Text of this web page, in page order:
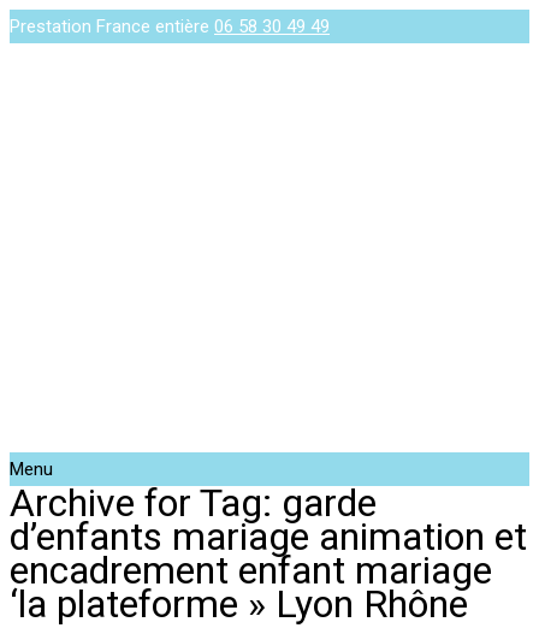
Prestation France entière 06 58 30 49 49
Menu
Archive for Tag: garde
d’enfants mariage animation et
encadrement enfant mariage
‘la plateforme » Lyon Rhône